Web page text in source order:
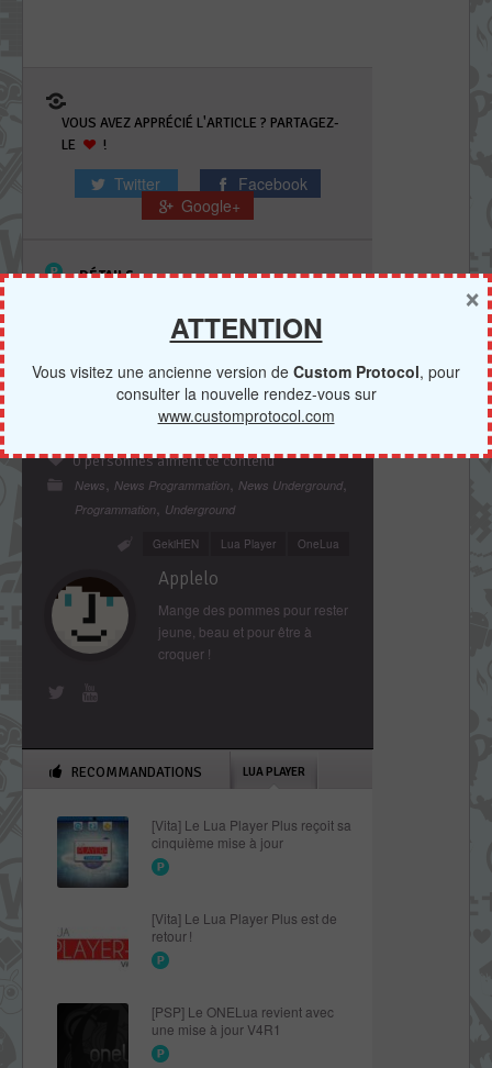
VOUS AVEZ APPRÉCIÉ L'ARTICLE ? PARTAGEZ-
LE
!
Twitter
Facebook
Google+
DÉTAILS
CATÉGORIE
Lua Player pour PSVita
0 personnes aiment ce contenu
News News Programmation News Underground
Programmation Underground
GekiHEN Lua Player OneLua
Applelo
Mange des pommes pour rester
jeune, beau et pour être à
croquer !
RECOMMANDATIONS LUA PLAYER
[Vita] Le Lua Player Plus reçoit sa
cinquième mise à jour
[Vita] Le Lua Player Plus est de
retour !
[PSP] Le ONELua revient avec
une mise à jour V4R1
ATTENTION
Vous visitez une ancienne version de Custom Protocol, pour
consulter la nouvelle rendez-vous sur
www.customprotocol.com
×